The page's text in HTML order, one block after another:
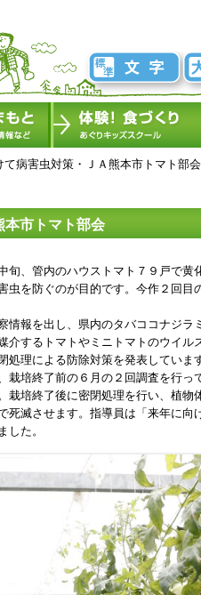
て病害虫対策・ＪＡ熊本市トマト部会
本市トマト部会
、管内のハウストマト７９戸で黄
虫を防ぐのが目的です。今作２回目
報を出し、県内のタバココナジラ
介するトマトやミニトマトのウイル
理による防除対策を発表していま
培終了前の６月の２回調査を行っ
栽培終了後に密閉処理を行い、植物
死滅させます。指導員は「来年に向
した。